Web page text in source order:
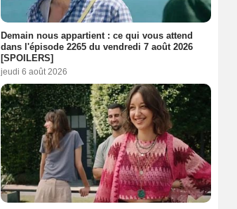
Demain nous appartient : ce qui vous attend
dans l'épisode 2265 du vendredi 7 août 2026
[SPOILERS]
jeudi 6 août 2026